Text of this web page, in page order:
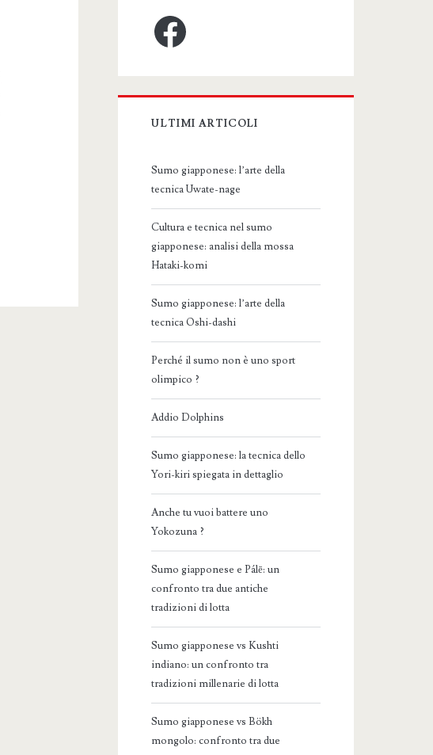
Facebook
ULTIMI ARTICOLI
Sumo giapponese: l’arte della
tecnica Uwate-nage
Cultura e tecnica nel sumo
giapponese: analisi della mossa
Hataki-komi
Sumo giapponese: l’arte della
tecnica Oshi-dashi
Perché il sumo non è uno sport
olimpico ?
Addio Dolphins
Sumo giapponese: la tecnica dello
Yori-kiri spiegata in dettaglio
Anche tu vuoi battere uno
Yokozuna ?
Sumo giapponese e Pálē: un
confronto tra due antiche
tradizioni di lotta
Sumo giapponese vs Kushti
indiano: un confronto tra
tradizioni millenarie di lotta
Sumo giapponese vs Bökh
mongolo: confronto tra due